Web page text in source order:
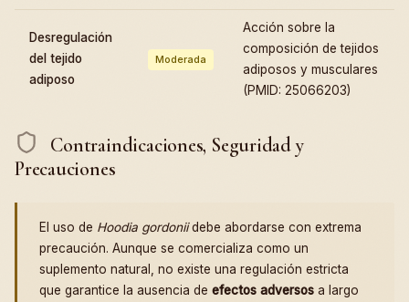
Desregulación
del tejido
adiposo
Moderada
Acción sobre la
composición de tejidos
adiposos y musculares
(PMID: 25066203)
Contraindicaciones, Seguridad y
Precauciones
El uso de Hoodia gordoniidebe abordarse con extrema
precaución. Aunque se comercializa como un
suplemento natural, no existe una regulación estricta
que garantice la ausencia de efectos adversos a largo